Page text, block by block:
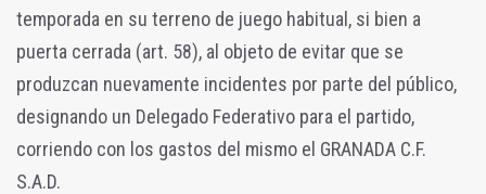
temporada en su terreno de juego habitual, si bien a
puerta cerrada (art. 58), al objeto de evitar que se
produzcan nuevamente incidentes por parte del público,
designando un Delegado Federativo para el partido,
corriendo con los gastos del mismo el GRANADA C.F.
S.A.D.